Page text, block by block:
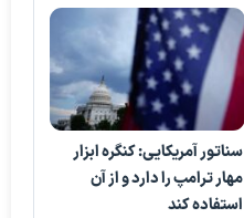
سناتور آمریکایی: کنگره ابزار
مهار ترامپ را دارد و از آن
استفاده کند